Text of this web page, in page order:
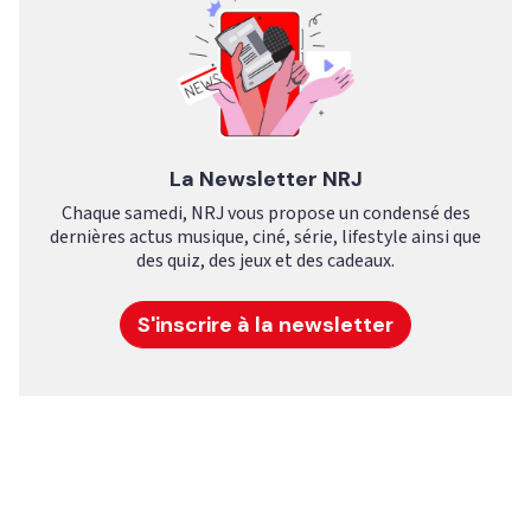
La Newsletter NRJ
Chaque samedi, NRJ vous propose un condensé des
dernières actus musique, ciné, série, lifestyle ainsi que
des quiz, des jeux et des cadeaux.
S'inscrire à la newsletter